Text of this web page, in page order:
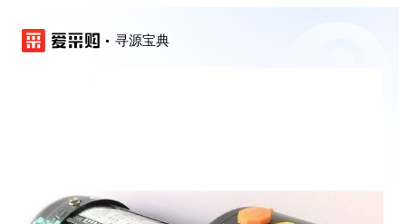
寻源宝典